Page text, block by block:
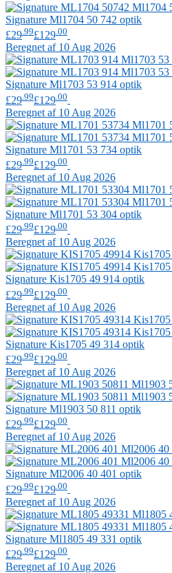
Signature Ml1704 50 742 optik
£29.99£129.00
Beregnet af 10 Aug 2026
Signature Ml1703 53 914 optik
£29 .99£129 .00
Beregnet af 10 Aug 2026
Signature Ml1701 53 734 optik
£29 .99£129 .00
Beregnet af 10 Aug 2026
Signature Ml1701 53 304 optik
£29.99£129.00
Beregnet af 10 Aug 2026
Signature Kis1705 49 914 optik
£29 .99£129 .00
Beregnet af 10 Aug 2026
Signature Kis1705 49 314 optik
£29 .99£129 .00
Beregnet af 10 Aug 2026
Signature Ml1903 50 811 optik
£29 .99£129 .00
Beregnet af 10 Aug 2026
Signature Ml2006 40 401 optik
£29 .99£129 .00
Beregnet af 10 Aug 2026
Signature Ml1805 49 331 optik
£29 .99£129 .00
Beregnet af 10 Aug 2026